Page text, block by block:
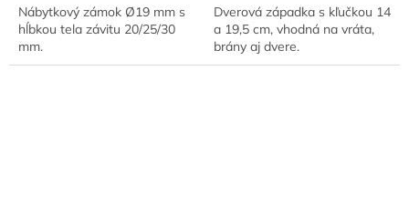
Nábytkový zámok Ø19 mm s
hĺbkou tela závitu 20/25/30
mm.
Dverová západka s kľučkou 14
a 19,5 cm, vhodná na vráta,
brány aj dvere.